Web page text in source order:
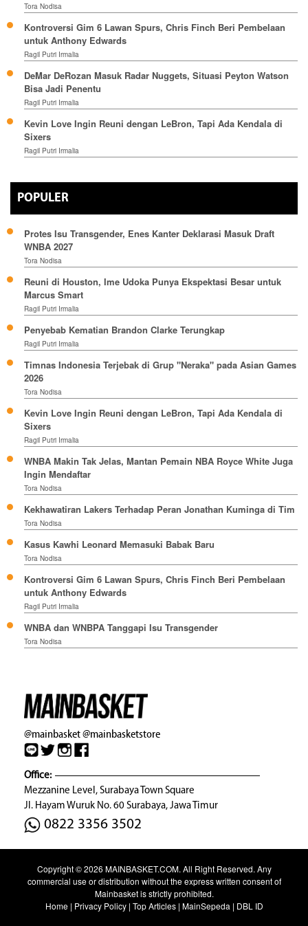
Tora Nodisa
Kontroversi Gim 6 Lawan Spurs, Chris Finch Beri Pembelaan
untuk Anthony Edwards
Ragil Putri Irmalia
DeMar DeRozan Masuk Radar Nuggets, Situasi Peyton Watson
Bisa Jadi Penentu
Ragil Putri Irmalia
Kevin Love Ingin Reuni dengan LeBron, Tapi Ada Kendala di
Sixers
Ragil Putri Irmalia
POPULER
Protes Isu Transgender, Enes Kanter Deklarasi Masuk Draft
WNBA 2027
Tora Nodisa
Reuni di Houston, Ime Udoka Punya Ekspektasi Besar untuk
Marcus Smart
Ragil Putri Irmalia
Penyebab Kematian Brandon Clarke Terungkap
Ragil Putri Irmalia
Timnas Indonesia Terjebak di Grup "Neraka" pada Asian Games
2026
Tora Nodisa
Kevin Love Ingin Reuni dengan LeBron, Tapi Ada Kendala di
Sixers
Ragil Putri Irmalia
WNBA Makin Tak Jelas, Mantan Pemain NBA Royce White Juga
Ingin Mendaftar
Tora Nodisa
Kekhawatiran Lakers Terhadap Peran Jonathan Kuminga di Tim
Tora Nodisa
Kasus Kawhi Leonard Memasuki Babak Baru
Tora Nodisa
Kontroversi Gim 6 Lawan Spurs, Chris Finch Beri Pembelaan
untuk Anthony Edwards
Ragil Putri Irmalia
WNBA dan WNBPA Tanggapi Isu Transgender
Tora Nodisa
@mainbasket@mainbasketstore
Office:
Mezzanine Level, Surabaya Town Square
Jl. Hayam Wuruk No. 60 Surabaya, Jawa Timur
0822 3356 3502
Copyright © 2026 MAINBASKET.COM. All Right Reserved. Any
commercial use or distribution without the express written consent of
Mainbasket is strictly prohibited.
Home| Privacy Policy| Top Articles| MainSepeda | DBL ID